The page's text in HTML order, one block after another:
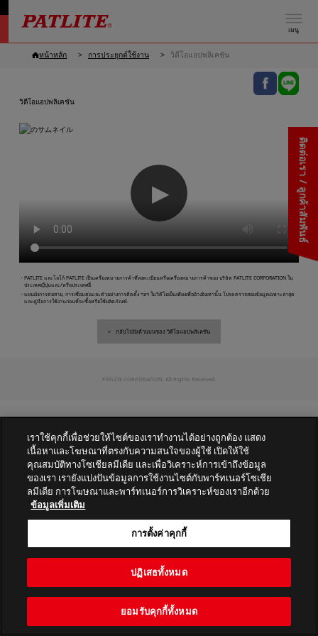
เมนู
ติดต่อเรา / ลูกค้าสัมพันธ์
หน้าหลัก การประยุกต์ใช้งาน วิดีโอแอปพลิเคชัน
วิดีโอแอปพลิเคชัน
▶
・PATLITE และโลโก้ PATLITE เป็นเครื่องหมายการค้าที่ลงทะเบียนหรือเครื่องหมายการค้าของ บริษัท PATLITE CORPORATION ใน
ประเทศญี่ปุ่นและ/หรือประเทศอื่
・แผนผังการต่อสาย, การเชื่อมต่อและตัวอย่างการติดตั้ง ฯลฯ ในวิดีโอเป็นเพียงเพื่ออ้างอิงเท่านั้น โปรดตรวจสอบข้อมูลเฉพาะล่าสุด
และคู่มือการใช้งานก่อนที่จะซื้อหรือใช้ผลิตภัณฑ์.
กลับไปยังด้านบนของ วิดีโอแอปพลิเคชัน
PATLITE CORPORATION. All Rights Reserved.
เราใช้คุกกี้เพื่อช่วยให้ไซต์ของเราทำงานได้อย่างถูกต้อง แสดง
เนื้อหาและโฆษณาที่ตรงกับความสนใจของผู้ใช้ เปิดให้ใช้
คุณสมบัติทางโซเชียลมีเดีย และเพื่อวิเคราะห์การเข้าถึงข้อมูล
ของเรา เรายังแบ่งปันข้อมูลการใช้งานไซต์กับพาร์ทเนอร์โซเชีย
ลมีเดีย การโฆษณาและพาร์ทเนอร์การวิเคราะห์ของเราอีกด้วย
ข้อมูลเพิ่มเติม
การตั้งค่าคุกกี้
ปฏิเสธทั้งหมด
ยอมรับคุกกี้ทั้งหมด